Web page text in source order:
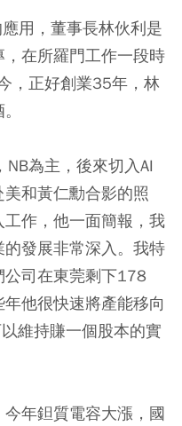
用，董事長林伙利是
在所羅門工作一段時
，正好創業35年，林
為主，後來切入AI
和黃仁勳合影的照
作，他一面簡報，我
發展非常深入。我特
公司在東莞剩下178
他很快速將產能移向
維持賺一個股本的實
年鉭質電容大漲，國